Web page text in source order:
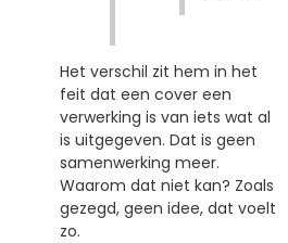
Het verschil zit hem in het
feit dat een cover een
verwerking is van iets wat al
is uitgegeven. Dat is geen
samenwerking meer.
Waarom dat niet kan? Zoals
gezegd, geen idee, dat voelt
zo.